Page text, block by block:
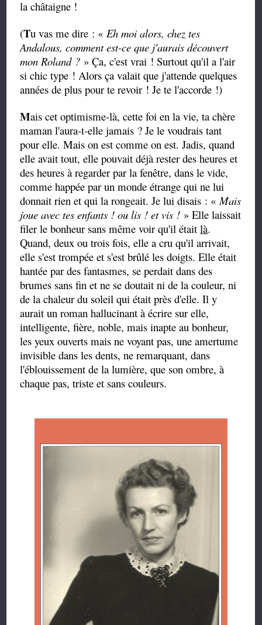
la châtaigne !
(Tu vas me dire : «Eh moi alors, chez tes
Andalous, comment est-ce que j'aurais découvert
mon Roland ? » Ça, c'est vrai ! Surtout qu'il a l'air
si chic type ! Alors ça valait que j'attende quelques
années de plus pour te revoir ! Je te l'accorde !)
Mais cet optimisme-là, cette foi en la vie, ta chère
maman l'aura-t-elle jamais ? Je le voudrais tant
pour elle. Mais on est comme on est. Jadis, quand
elle avait tout, elle pouvait déjà rester des heures et
des heures à regarder par la fenêtre, dans le vide,
comme happée par un monde étrange qui ne lui
donnait rien et qui la rongeait. Je lui disais : «Mais
joue avec tes enfants ! ou lis ! et vis ! » Elle laissait
filer le bonheur sans même voir qu'il étaitlà.
Quand, deux ou trois fois, elle a cru qu'il arrivait,
elle s'est trompée et s'est brûlé les doigts. Elle était
hantée par des fantasmes, se perdait dans des
brumes sans fin et ne se doutait ni de la couleur, ni
de la chaleur du soleil qui était près d'elle. Il y
aurait un roman hallucinant à écrire sur elle,
intelligente, fière, noble, mais inapte au bonheur,
les yeux ouverts mais ne voyant pas, une amertume
invisible dans les dents, ne remarquant, dans
l'éblouissement de la lumière, que son ombre, à
chaque pas, triste et sans couleurs.